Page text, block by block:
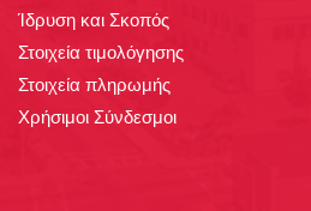
Ίδρυση και Σκοπός
Στοιχεία τιμολόγησης
Στοιχεία πληρωμής
Χρήσιμοι Σύνδεσμοι